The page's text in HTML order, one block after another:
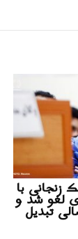
زنجانی با
لغو شد و
۲۰ سالی تبدیل